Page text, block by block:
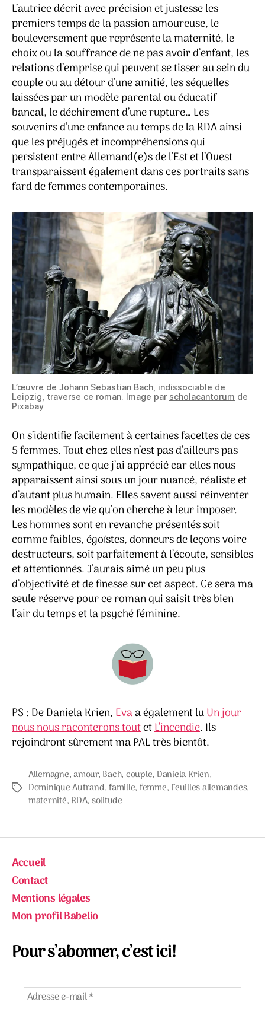
L’autrice décrit avec précision et justesse les
premiers temps de la passion amoureuse, le
bouleversement que représente la maternité, le
choix ou la souffrance de ne pas avoir d’enfant, les
relations d’emprise qui peuvent se tisser au sein du
couple ou au détour d’une amitié, les séquelles
laissées par un modèle parental ou éducatif
bancal, le déchirement d’une rupture… Les
souvenirs d’une enfance au temps de la RDA ainsi
que les préjugés et incompréhensions qui
persistent entre Allemand(e)s de l’Est et l’Ouest
transparaissent également dans ces portraits sans
fard de femmes contemporaines.
L’œuvre de Johann Sebastian Bach, indissociable de
Leipzig, traverse ce roman. Image par scholacantorum de
Pixabay
On s’identifie facilement à certaines facettes de ces
5 femmes. Tout chez elles n’est pas d’ailleurs pas
sympathique, ce que j’ai apprécié car elles nous
apparaissent ainsi sous un jour nuancé, réaliste et
d’autant plus humain. Elles savent aussi réinventer
les modèles de vie qu’on cherche à leur imposer.
Les hommes sont en revanche présentés soit
comme faibles, égoïstes, donneurs de leçons voire
destructeurs, soit parfaitement à l’écoute, sensibles
et attentionnés. J’aurais aimé un peu plus
d’objectivité et de finesse sur cet aspect. Ce sera ma
seule réserve pour ce roman qui saisit très bien
l’air du temps et la psyché féminine.
PS : De Daniela Krien,Evaa également luUn jour
nous nous raconterons toutetL’incendie. Ils
rejoindront sûrement ma PAL très bientôt.
Étiquettes
Allemagne,amour, Bach, couple, Daniela Krien,
Dominique Autrand,famille, femme, Feuilles allemandes,
maternité, RDA, solitude
Accueil
Contact
Mentions légales
Mon profil Babelio
Pour s’abonner, c’est ici!